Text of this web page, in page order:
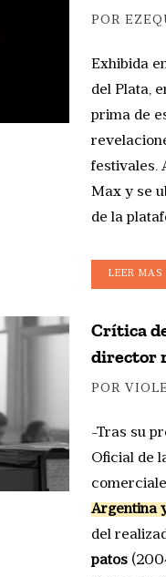
POR
Exhibida
del Plata,
prima de
festivales.
Max y se
de la
LEER MAS
Crítica
director
POR
-Tras su
Oficial de
Argentina
del
patos